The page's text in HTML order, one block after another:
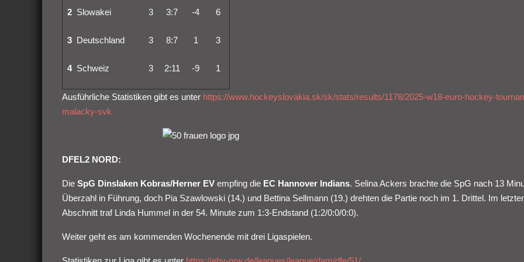
2 Slowakei 3 3:7 -4 6
3 Deutschland 3 8:7 1 3
4 Schweiz 3 2:11 -9 1
Ausführliche Statistiken gibt es unter https://www.hockeyslovakia.sk/sk/stats/results/1178/2025-w18-euro-hockey-
malacky-svk
DFEL2 NORD:
Die SpG Dinslaken Kobras/Herner EV empfing die EC Hannover Indians. Selina Ackers brachte die SpG nach 13
Überzahl in Führung, doch Pia Szawlowski (14.) und Bettina Sellmann (19.) drehten die Partie noch im 1. Drittel. Im
Abschnitt traf Linda Hummel in der 54. Minute zum 1:3-Endstand (1:2/0:0/0:0).
Weiter geht es am kommenden Wochenende mit drei Ligaspielen.